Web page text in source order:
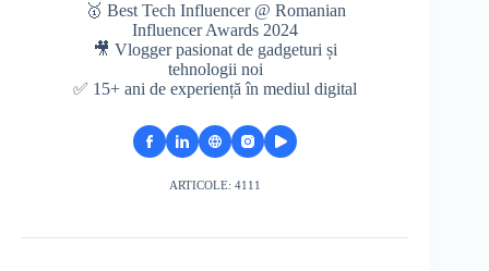
🥇 Best Tech Influencer @ Romanian
Influencer Awards 2024
🎥 Vlogger pasionat de gadgeturi și
tehnologii noi
✅ 15+ ani de experiență în mediul digital
ARTICOLE: 4111